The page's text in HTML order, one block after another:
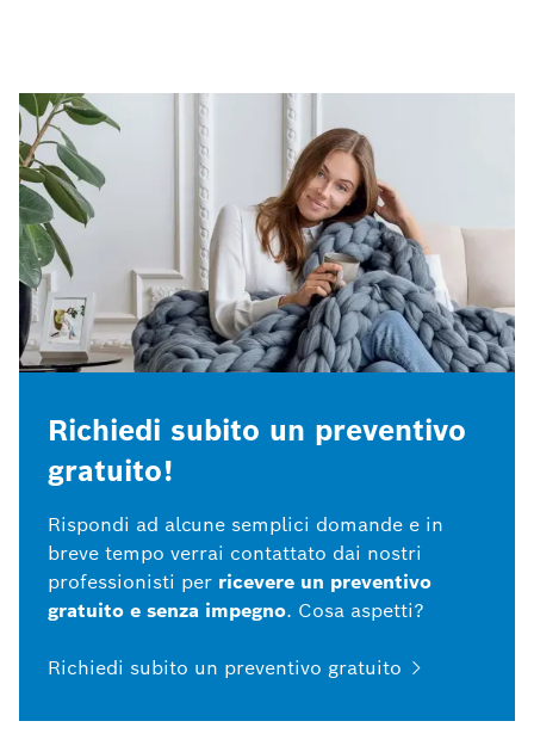
Richiedi subito un preventivo
gratuito!
Rispondi ad alcune semplici domande e in
breve tempo verrai contattato dai nostri
professionisti per ricevere un preventivo
gratuito e senza impegno. Cosa aspetti?
Richiedi subito un preventivo gratuito